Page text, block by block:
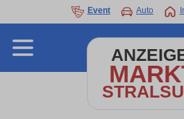
Event Auto